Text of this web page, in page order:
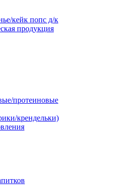
кейк попс д/к
продукция
протеиновые
крендельки)